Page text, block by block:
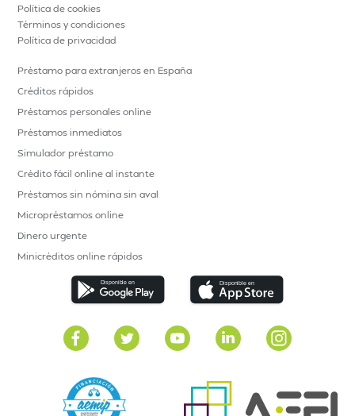
Política de cookies
Términos y condiciones
Política de privacidad
Préstamo para extranjeros en España
Créditos rápidos
Préstamos personales online
Préstamos inmediatos
Simulador préstamo
Crédito fácil online al instante
Préstamos sin nómina sin aval
Micropréstamos online
Dinero urgente
Minicréditos online rápidos